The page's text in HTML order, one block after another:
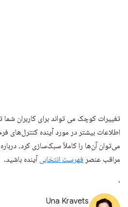
تغییرات کوچک می تواند برای کاربران شما
اطلاعات بیشتر در مورد آینده کنترل‌های
می‌توان آن‌ها را کاملاً سبک‌سازی کرد، درباره
مراقب عنصر فهرست انتخابی آینده باشید.
،
Una Kravets